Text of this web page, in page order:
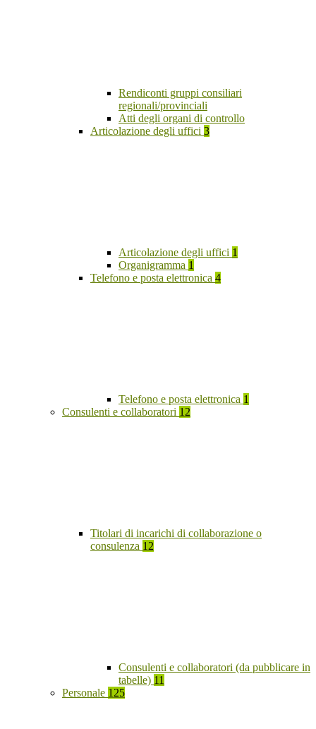
Rendiconti gruppi consiliari
regionali/provinciali
Atti degli organi di controllo
Articolazione degli uffici 3
Articolazione degli uffici 1
Organigramma 1
Telefono e posta elettronica 4
Telefono e posta elettronica 1
Consulenti e collaboratori 12
Titolari di incarichi di collaborazione o
consulenza 12
Consulenti e collaboratori (da pubblicare in
tabelle) 11
Personale 125